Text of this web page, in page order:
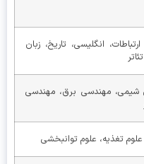
انگلیسی، تاریخ، زبان
مهندسی برق، مهندسی
علوم توانبخشی